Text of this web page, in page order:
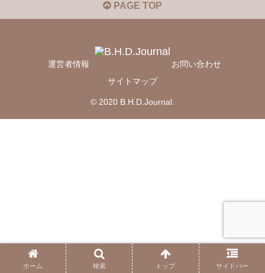
PAGE TOP
運営者情報
お問い合わせ
サイトマップ
© 2020 B.H.D.Journal.
ホーム 検索 トップ サイドバー